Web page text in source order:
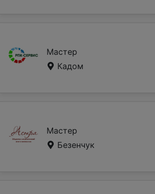
Мастер
Кадом
Мастер
Безенчук